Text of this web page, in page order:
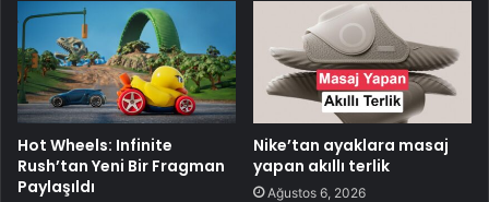
Hot Wheels: Infinite
Rush’tan Yeni Bir Fragman
Paylaşıldı
Nike’tan ayaklara masaj
yapan akıllı terlik
Ağustos 6, 2026